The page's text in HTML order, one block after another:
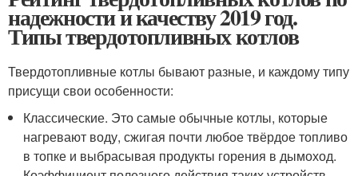
надежности и качеству 2019 год.
Типы твердотопливных котлов
Твердотопливные котлы бывают разные, и каждому типу
присущи свои особенности:
Классические. Это самые обычные котлы, которые
нагревают воду, сжигая почти любое твёрдое топливо
в топке и выбрасывая продукты горения в дымоход.